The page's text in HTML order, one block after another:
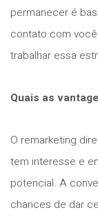
permanecer é
contato com
trabalhar essa
Quais as
O remarketing
tem interesse e
potencial. A
chances de dar